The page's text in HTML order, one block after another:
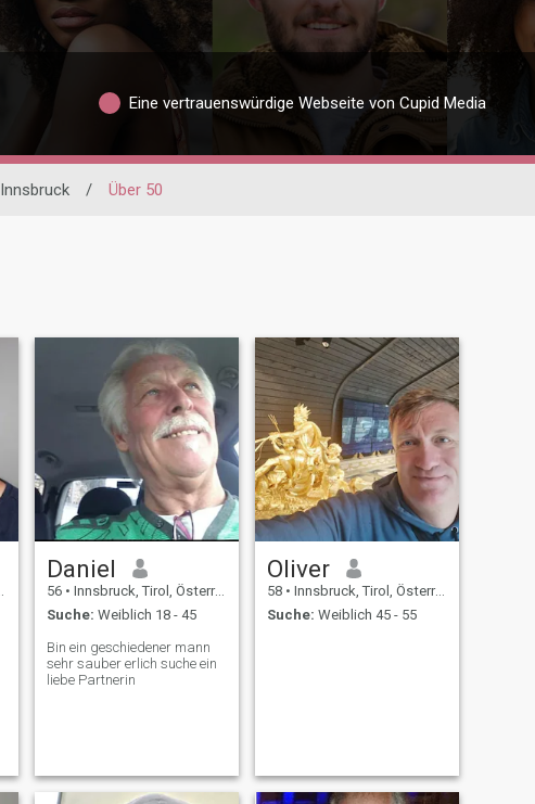
Eine vertrauenswürdige Webseite von Cupid Media
Innsbruck / Über 50
Daniel
56 • Innsbruck, Tirol, Österreich
Suche: Weiblich 18 - 45
Bin ein geschiedener mann
sehr sauber erlich suche ein
liebe Partnerin
Oliver
58 • Innsbruck, Tirol, Österreich
Suche: Weiblich 45 - 55